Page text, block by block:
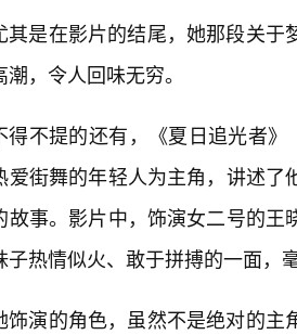
其是在影片的结尾，她那段关
潮，令人回味无穷。
得不提的还有，《夏日追光者
爱街舞的年轻人为主角，讲述
故事。影片中，饰演女二号的
子热情似火、敢于拼搏的一面，
饰演的角色，虽然不是绝对的主